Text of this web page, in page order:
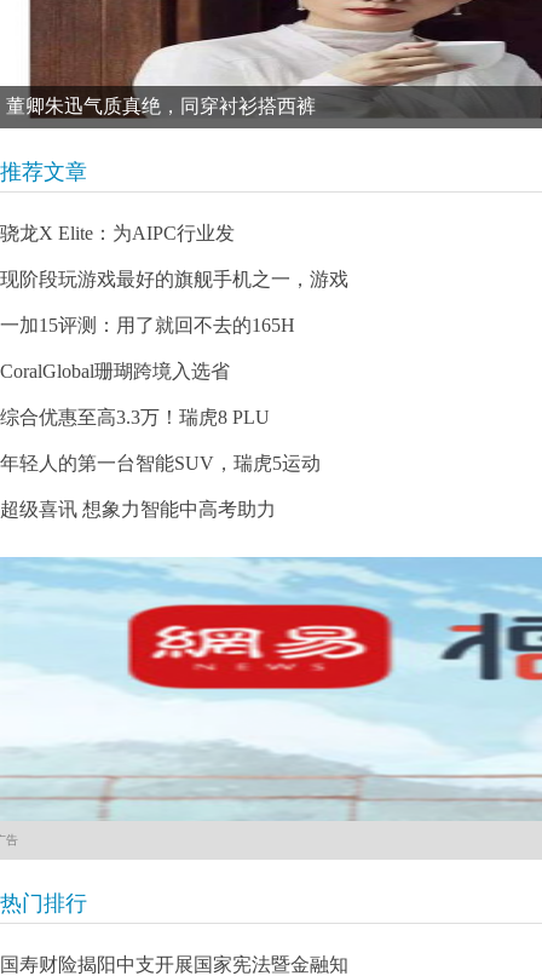
董卿朱迅气质真绝，同穿衬衫搭西裤
推荐文章
骁龙X Elite：为AIPC行业发
现阶段玩游戏最好的旗舰手机之一，游戏
一加15评测：用了就回不去的165H
CoralGlobal珊瑚跨境入选省
综合优惠至高3.3万！瑞虎8 PLU
年轻人的第一台智能SUV，瑞虎5运动
超级喜讯 想象力智能中高考助力
告
热门排行
国寿财险揭阳中支开展国家宪法暨金融知